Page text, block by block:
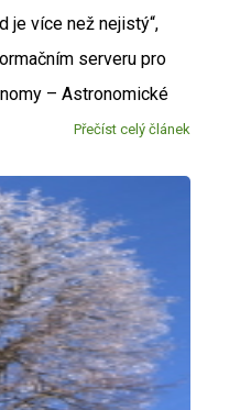
je více než nejistý“,
serveru pro
– Astronomické
Přečíst celý článek